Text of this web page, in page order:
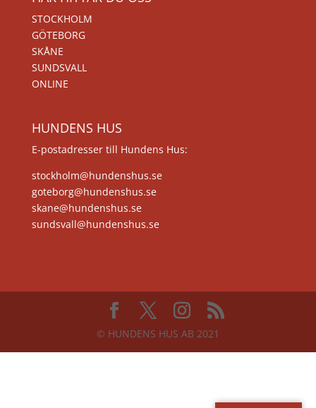
STOCKHOLM
GÖTEBORG
SKÅNE
SUNDSVALL
ONLINE
HUNDENS HUS
E-postadresser till Hundens Hus:
stockholm@hundenshus.se
goteborg@hundenshus.se
skane@hundenshus.se
sundsvall@hundenshus.se
© HUNDENS HUS AB 2021